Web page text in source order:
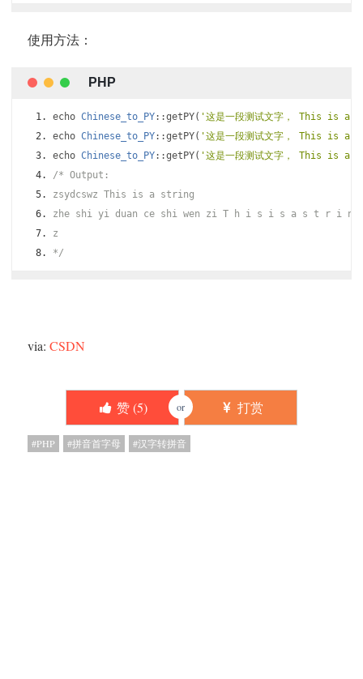
使用方法：
echo Chinese_to_PY::getPY( '这是一段测试文字， This is a
echo Chinese_to_PY::getPY( '这是一段测试文字， This is a
echo Chinese_to_PY::getPY( '这是一段测试文字， This is a
/* Output:
zsydcswz This is a string
zhe shi yi duan ce shi wen zi T h i s i s a s t r i n
z
*/
via: CSDN
赞 (5) or 打赏
PHP 拼音首字母 汉字转拼音